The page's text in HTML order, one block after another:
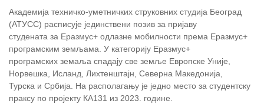
Академија техничко-уметничких струковних студија Београд
(АТУСС) расписује јединствени позив за пријаву
студената за Еразмус+ одлазне мобилности према Еразмус+
програмским земљама. У категорију Еразмус+
програмских земаља спадају све земље Европске Уније,
Норвешка, Исланд, Лихтенштајн, Северна Македонија,
Турска и Србија. На располагању је једно место за студентску
праксу по пројекту КА131 из 2023. године.